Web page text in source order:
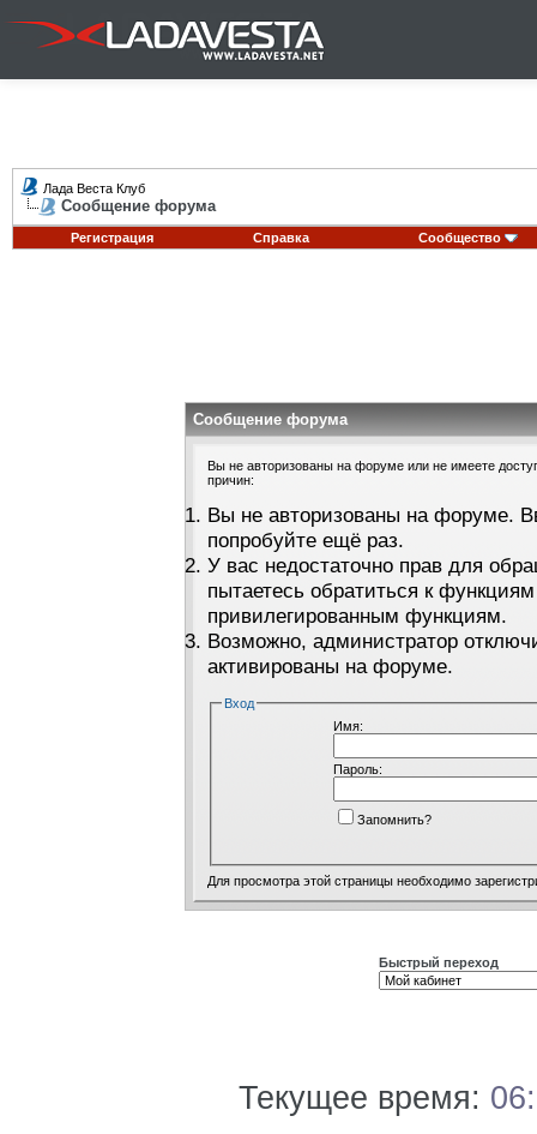
Лада Веста Клуб
Сообщение форума
Регистрация Справка Сообщество
Сообщение форума
Вы не авторизованы на форуме или не имеете
причин:
Вы не авторизованы на форуме.
попробуйте ещё раз.
У вас недостаточно прав для
пытаетесь обратиться к
привилегированным функциям.
Возможно, администратор
активированы на форуме.
Вход
Имя:
Пароль:
Запомнить?
Для просмотра этой страницы необходимо
Быстрый переход
Текущее время: